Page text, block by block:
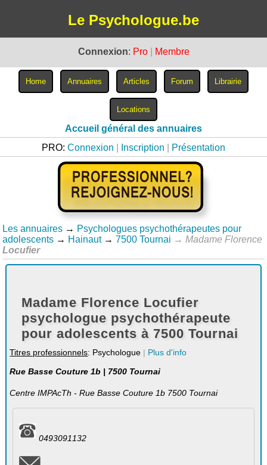
Le Psychologue.be
Connexion: Pro Membre
Accueil général des annuaires
PRO: Connexion Inscription Présentation
Les annuaires → Psychologues psychothérapeutes pour
adolescents → Hainaut → 7500 Tournai → Madame Florence
Locufier
Madame Florence Locufier
psychologue psychothérapeute
pour adolescents à 7500 Tournai
Titres professionnels: Psychologue | Plus d'info
Rue Basse Couture 1b | 7500 Tournai
Centre IMPAcTh - Rue Basse Couture 1b 7500 Tournai
0493091132